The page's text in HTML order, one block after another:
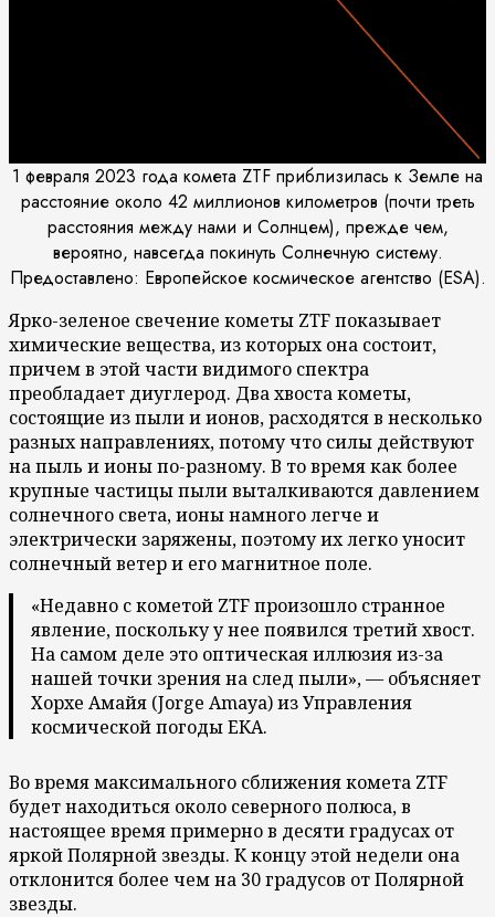
1 февраля 2023 года комета ZTF приблизилась к Земле на
расстояние около 42 миллионов километров (почти треть
расстояния между нами и Солнцем), прежде чем,
вероятно, навсегда покинуть Солнечную систему.
Предоставлено: Европейское космическое агентство (ESA).
Ярко-зеленое свечение кометы ZTF показывает
химические вещества, из которых она состоит,
причем в этой части видимого спектра
преобладает диуглерод. Два хвоста кометы,
состоящие из пыли и ионов, расходятся в несколько
разных направлениях, потому что силы действуют
на пыль и ионы по-разному. В то время как более
крупные частицы пыли выталкиваются давлением
солнечного света, ионы намного легче и
электрически заряжены, поэтому их легко уносит
солнечный ветер и его магнитное поле.
«Недавно с кометой ZTF произошло странное
явление, поскольку у нее появился третий хвост.
На самом деле это оптическая иллюзия из-за
нашей точки зрения на след пыли», — объясняет
Хорхе Амайя (Jorge Amaya) из Управления
космической погоды ЕКА.
Во время максимального сближения комета ZTF
будет находиться около северного полюса, в
настоящее время примерно в десяти градусах от
яркой Полярной звезды. К концу этой недели она
отклонится более чем на 30 градусов от Полярной
звезды.